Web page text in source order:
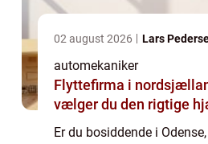
02 august 2026 Lars
automekaniker
Flyttefirma i nordsjælland
vælger du den rigtige
Er du bosiddende i